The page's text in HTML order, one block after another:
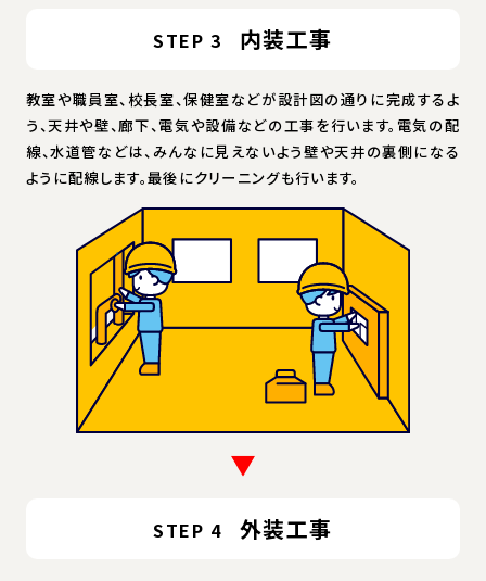
STEP 3 内装工事
教室や職員室、校長室、保健室などが設計図の通りに完成するよ
う、天井や壁、廊下、電気や設備などの工事を行います。電気の配
線、水道管などは、みんなに見えないよう壁や天井の裏側になる
ように配線します。最後にクリーニングも行います。
STEP 4 外装工事